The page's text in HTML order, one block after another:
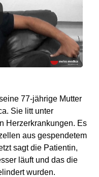
77-jährige Mutter
Sie litt unter
Herzerkrankungen. Es
aus gespendetem
sagt die Patientin,
läuft und das die
wurden.